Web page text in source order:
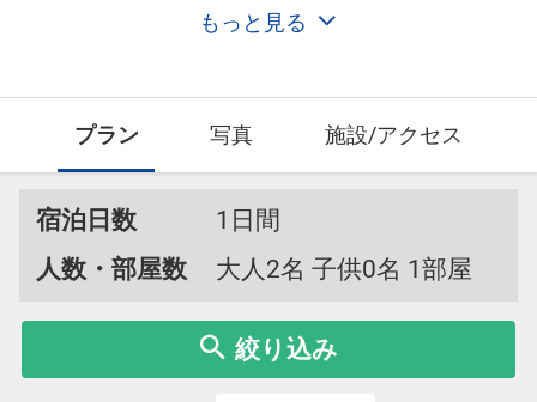
もっと見る
グや温泉が定評です。
プラン 写真 施設/アクセス
宿泊日数
1日間
人数・部屋数
大人2名 子供0名 1部屋
絞り込み